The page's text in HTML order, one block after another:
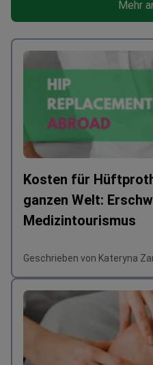
Mehr
Kosten für
ganzen Welt:
Medizintourismus
Geschrieben von Kateryna